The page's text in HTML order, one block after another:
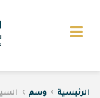
الرئيسية وسم